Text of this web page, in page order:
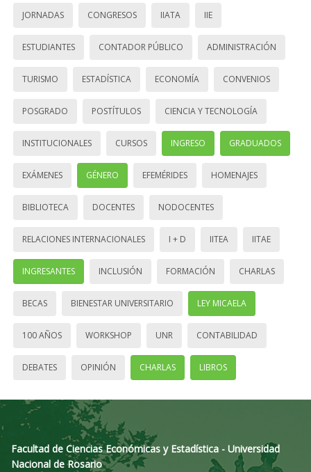
JORNADAS CONGRESOS IIATA IIE
ESTUDIANTES CONTADOR PÚBLICO ADMINISTRACIÓN
TURISMO ESTADÍSTICA ECONOMÍA CONVENIOS
POSGRADO POSTÍTULOS CIENCIA Y TECNOLOGÍA
INSTITUCIONALES CURSOS INGRESO GRADUADOS
EXÁMENES GÉNERO EFEMÉRIDES HOMENAJES
BIBLIOTECA DOCENTES NODOCENTES
RELACIONES INTERNACIONALES I + D IITEA IITAE
INGRESANTES INCLUSIÓN FORMACIÓN CHARLAS
BECAS BIENESTAR UNIVERSITARIO LEY MICAELA
100 AÑOS WORKSHOP UNR CONTABILIDAD
DEBATES OPINIÓN CHARLAS LIBROS
Facultad de Ciencias Económicas y Estadística - Universidad
Nacional de Rosario